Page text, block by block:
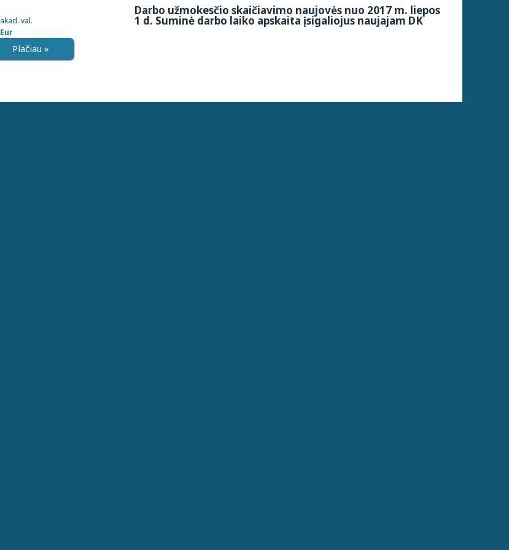
Darbo užmokesčio skaičiavimo naujovės nuo 2017 m. liepos
1 d. Suminė darbo laiko apskaita įsigaliojus naujajam DK
akad. val.
Eur
Plačiau »